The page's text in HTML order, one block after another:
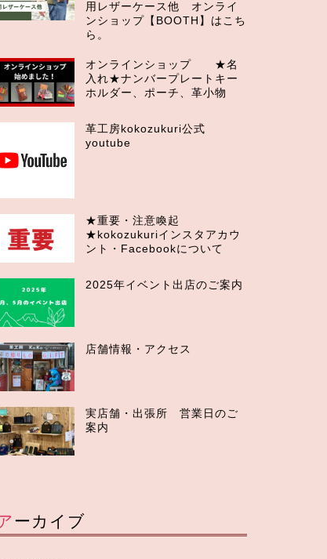
用レザーケース他 オンライ
ンショップ【BOOTH】はこち
ら。
オンラインショップ ★名
入れ★ナンバープレートキー
ホルダー、ポーチ、革小物
革工房kokozukuri公式
youtube
★重要・注意喚起
★kokozukuriインスタアカウ
ント・Facebookについて
2025年イベント出店のご案内
店舗情報・アクセス
実店舗・出張所 営業日のご
案内
アーカイブ